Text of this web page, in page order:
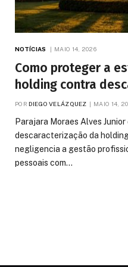
NOTÍCIAS MAIO 14, 2026
Como proteger a
holding contra
POR DIEGO VELÁZQUEZ MAIO 14,
Parajara Moraes Alves
descaracterização da
negligencia a gestão
pessoais com…